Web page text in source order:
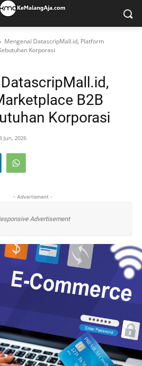
Mengenal DatascripMall.id, Platform
Korporasi
B2B
Korporasi
Jun, 2026
- Advertisment -
Advertisement